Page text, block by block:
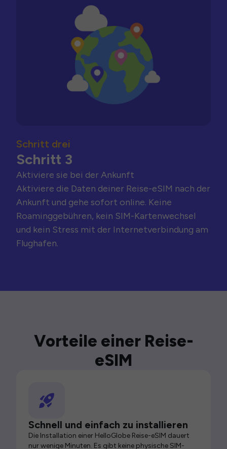
Schritt drei
Schritt 3
Aktiviere sie bei der Ankunft
Aktiviere die Daten deiner Reise-eSIM nach der
Ankunft und gehe sofort online. Keine
Roaminggebühren, kein SIM-Kartenwechsel
und kein Stress mit der Internetverbindung am
Flughafen.
Vorteile einer Reise-
eSIM
Schnell und einfach zu installieren
Die Installation einer HelloGlobe Reise-eSIM dauert
nur wenige Minuten. Es gibt keine physische SIM-